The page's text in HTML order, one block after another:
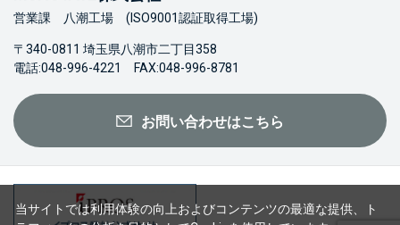
営業課 八潮工場 (ISO9001認証取得工場)
〒340-0811 埼玉県八潮市二丁目358
電話:048-996-4221 FAX:048-996-8781
お問い合わせはこちら
当サイトでは利用体験の向上およびコンテンツの最適な提供、ト